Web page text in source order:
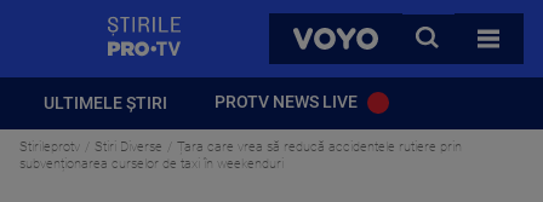
VOYO
CAUTA
TOATE
ULTIMELE ȘTIRI PROTV NEWS LIVE
Stirileprotv Stiri Diverse
Țara care vrea să reducă accidentele rutiere prin
subvenționarea curselor de taxi în weekenduri